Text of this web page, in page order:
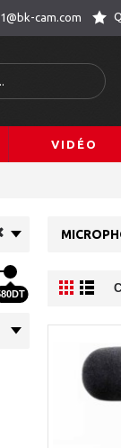
cam.com
VIDÉO